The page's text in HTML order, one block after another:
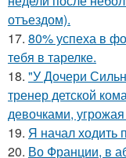
отъездом).
17. 80% успеха в
тебя в тарелке.
18. "У Дочери
тренер детской
девочками,
19. Я начал ходить
20. Во Франции, в